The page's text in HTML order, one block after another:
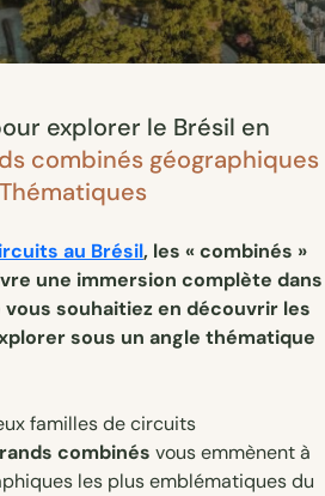
explorer le Brésil en
combinés géographiques
au Brésil, les « combinés »
une immersion complète dans
souhaitiez en découvrir les
sous un angle thématique
familles de circuits
combinés vous emmènent à
les plus emblématiques du